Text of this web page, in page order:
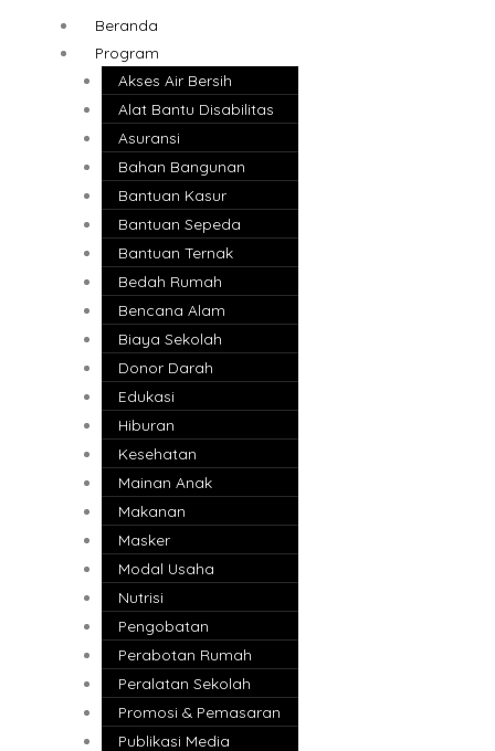
Beranda
Program
Akses Air Bersih
Alat Bantu Disabilitas
Asuransi
Bahan Bangunan
Bantuan Kasur
Bantuan Sepeda
Bantuan Ternak
Bedah Rumah
Bencana Alam
Biaya Sekolah
Donor Darah
Edukasi
Hiburan
Kesehatan
Mainan Anak
Makanan
Masker
Modal Usaha
Nutrisi
Pengobatan
Perabotan Rumah
Peralatan Sekolah
Promosi & Pemasaran
Publikasi Media